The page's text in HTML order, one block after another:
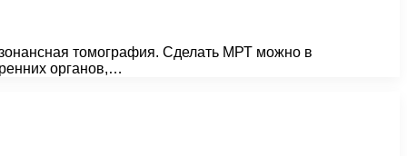
томография. Сделать МРТ можно в
органов,…